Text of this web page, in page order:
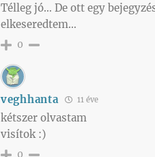
Télleg jó… De ott egy
elkeseredtem…
0
veghhanta 11 éve
kétszer olvastam
visítok :)
0